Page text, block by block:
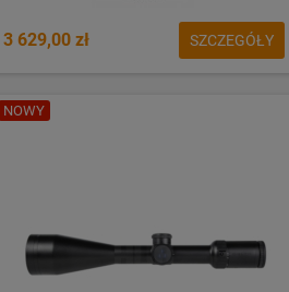
3 629,00 zł SZCZEGÓŁY
NOWY